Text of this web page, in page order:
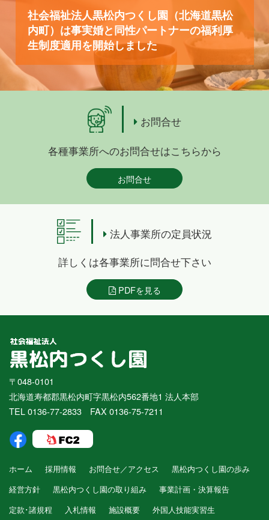
社会福祉法人黒松内つくし園（北海道黒松
内町）は事実婚と同性パートナーの福利厚
生制度適用を開始しました
お問合せ
各種事業所へのお問合せはこちらから
お問合せ
法人事業所の定員状況
詳しくは各事業所に問合せ下さい
PDFを見る
〒048-0101
北海道寿都郡黒松内町字黒松内562番地1 法人本部
TEL 0136-77-2833 FAX 0136-75-7211
ホーム 採用情報 お問合せ／アクセス
黒松内つくし園の歩み
経営方針
黒松内つくし園の取り組み
事業計画・決算報告
定款･諸規程
入札情報 施設概要 外国人技能実習生